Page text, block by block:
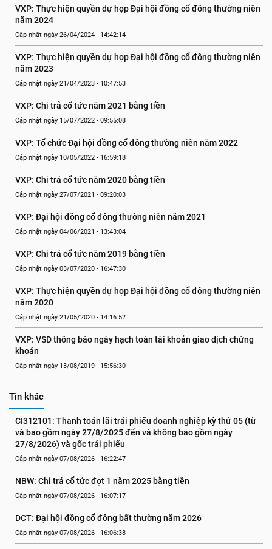
VXP: Thực hiện quyền dự họp Đại hội đồng cổ đông thường niên
năm 2024
Cập nhật ngày 26/04/2024 - 14:42:14
VXP: Thực hiện quyền dự họp Đại hội đồng cổ đông thường niên
năm 2023
Cập nhật ngày 21/04/2023 - 10:47:53
VXP: Chi trả cổ tức năm 2021 bằng tiền
Cập nhật ngày 15/07/2022 - 09:55:08
VXP: Tổ chức Đại hội đồng cổ đông thường niên năm 2022
Cập nhật ngày 10/05/2022 - 16:59:18
VXP: Chi trả cổ tức năm 2020 bằng tiền
Cập nhật ngày 27/07/2021 - 09:20:03
VXP: Đại hội đồng cổ đông thường niên năm 2021
Cập nhật ngày 04/06/2021 - 13:43:04
VXP: Chi trả cổ tức năm 2019 bằng tiền
Cập nhật ngày 03/07/2020 - 16:47:30
VXP: Thực hiện quyền dự họp Đại hội đồng cổ đông thường niên
năm 2020
Cập nhật ngày 21/05/2020 - 14:16:52
VXP: VSD thông báo ngày hạch toán tài khoản giao dịch chứng
khoán
Cập nhật ngày 13/08/2019 - 15:56:30
Tin khác
CI312101: Thanh toán lãi trái phiếu doanh nghiệp kỳ thứ 05 (từ
và bao gồm ngày 27/8/2025 đến và không bao gồm ngày
27/8/2026) và gốc trái phiếu
Cập nhật ngày 07/08/2026 - 16:22:47
NBW: Chi trả cổ tức đợt 1 năm 2025 bằng tiền
Cập nhật ngày 07/08/2026 - 16:07:17
DCT: Đại hội đồng cổ đông bất thường năm 2026
Cập nhật ngày 07/08/2026 - 16:06:38